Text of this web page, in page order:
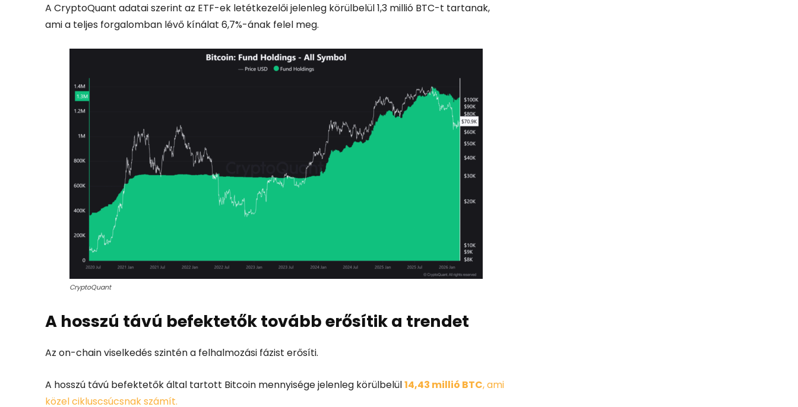
A CryptoQuant adatai szerint az ETF-ek letétkezelői jelenleg körülbelül 1,3 millió BTC-t tartanak,
ami a teljes forgalomban lévő kínálat 6,7%-ának felel meg.
CryptoQuant
A hosszú távú befektetők tovább erősítik a trendet
Az on-chain viselkedés szintén a felhalmozási fázist erősíti.
A hosszú távú befektetők által tartott Bitcoin mennyisége jelenleg körülbelül14,43 millió BTC, ami
közel cikluscsúcsnak számít.